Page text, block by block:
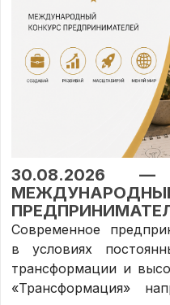
30.08.2026 —
Современное
в условиях
трансформации и
«Трансформация»